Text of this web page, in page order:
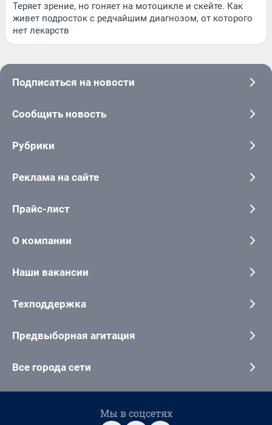
Теряет зрение, но гоняет на мотоцикле и скейте. Как
живет подросток с редчайшим диагнозом, от которого
нет лекарств
Подписаться на новости
Сообщить новость
Рубрики
Реклама на сайте
Прайс-лист
О компании
Наши вакансии
Техподдержка
Предвыборная агитация
Все города сети
Мы в соцсетях